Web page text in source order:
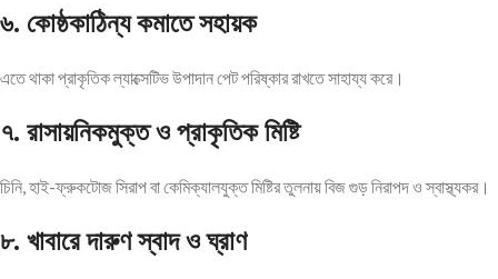
৬. কোষ্ঠকাঠিন্য কমাতে সহায়ক
এতে থাকা প্রাকৃতিক ল্যাক্সেটিভ উপাদান পেট পরিষ্কার রাখতে সাহায্য করে।
৭. রাসায়নিকমুক্ত ও প্রাকৃতিক মিষ্টি
চিনি, হাই-ফ্রুকটোজ সিরাপ বা কেমিক্যালযুক্ত মিষ্টির তুলনায় বিজ গুড় নিরাপদ ও স্বাস্থ্যকর।
৮. খাবারে দারুণ স্বাদ ও ঘ্রাণ